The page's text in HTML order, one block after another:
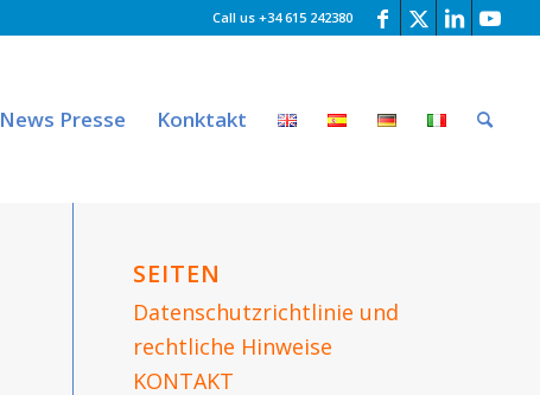
Call us +34 615 242380
News Presse Konktakt
SEITEN
Datenschutzrichtlinie und
rechtliche Hinweise
KONTAKT